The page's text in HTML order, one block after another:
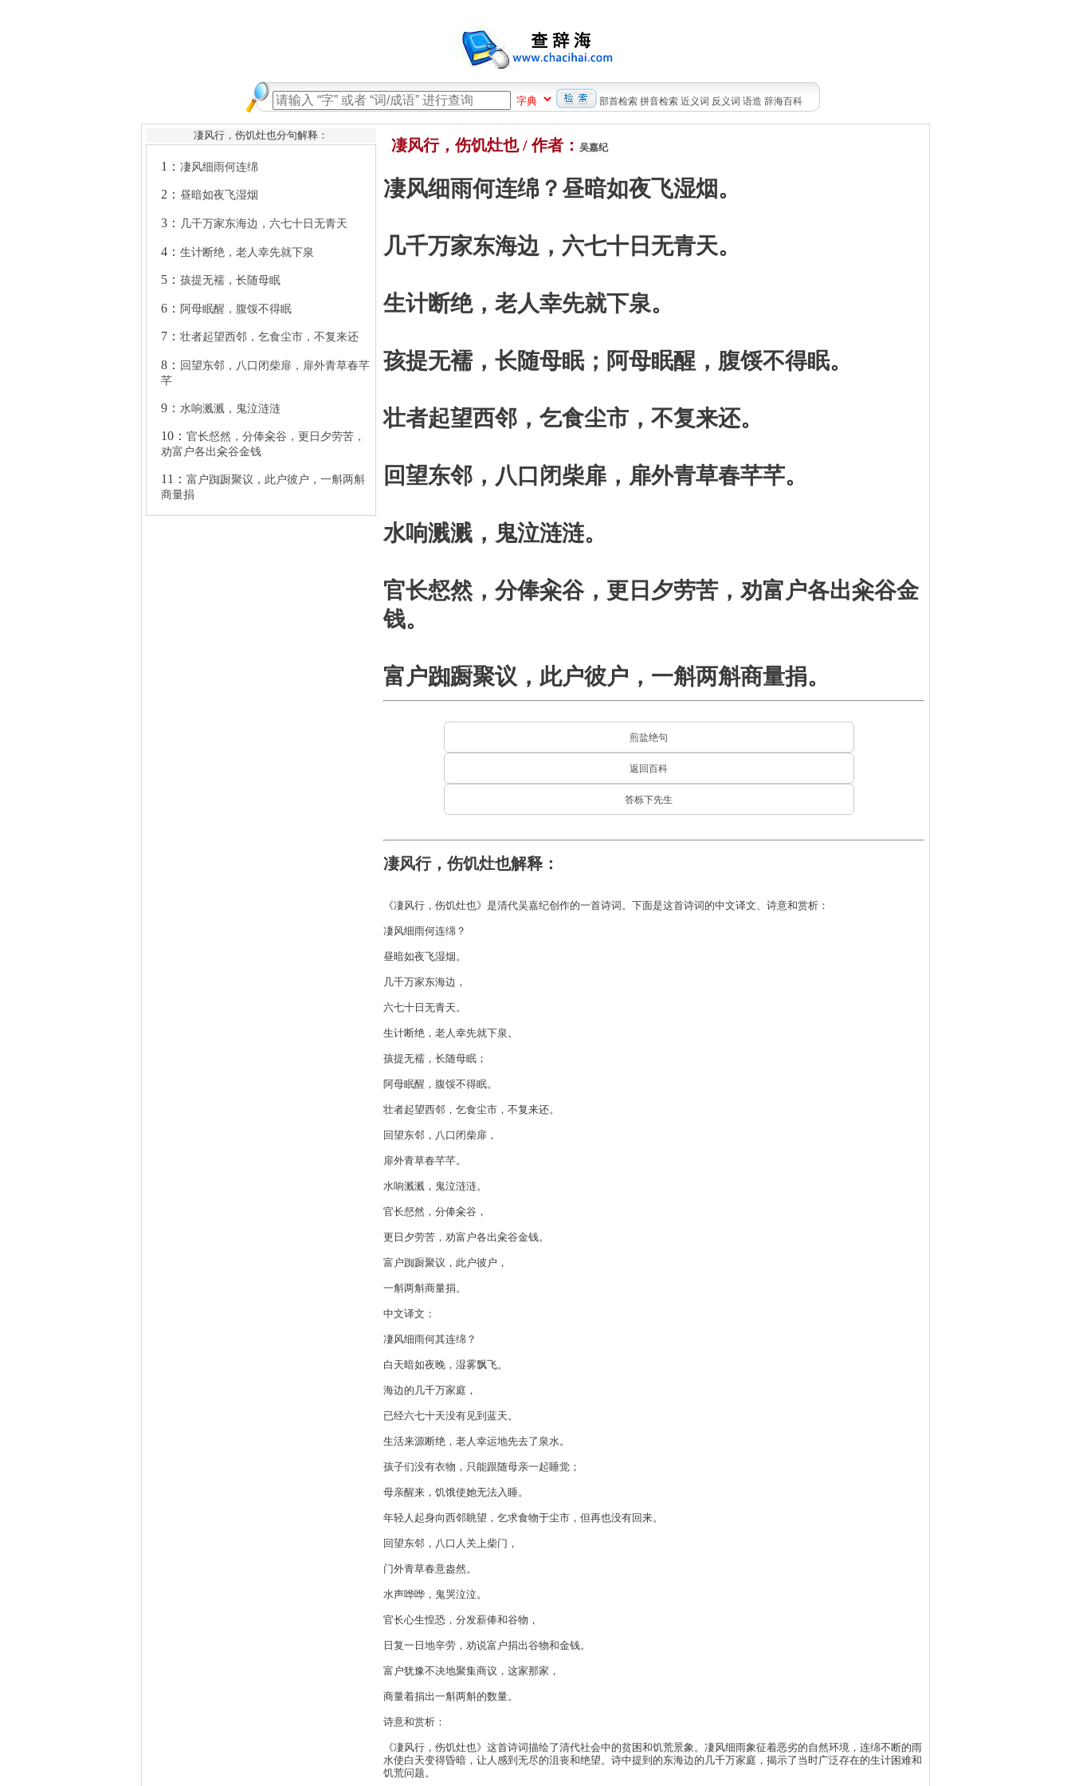
部首检索 拼音检索 近义词 反义词 语造 辞海百科
凄风行，伤饥灶也分句解释：
凄风细雨何连绵
昼暗如夜飞湿烟
阿母眠醒，腹馁不得眠
壮者起望西邻，乞食尘市，不复来还
回望东邻，八口闭柴扉，扉外青草春芊
水响溅溅，鬼泣涟涟
官长惄然，分俸籴谷，更日夕劳苦，
劝富户各出籴谷金钱
商量捐
凄风行，伤饥灶也 / 作者： 吴嘉纪
凄风细雨何连绵？昼暗如夜飞湿烟。
几千万家东海边，六七十日无青天。
生计断绝，老人幸先就下泉。
孩提无襦，长随母眠；阿母眠醒，腹馁不得眠。
壮者起望西邻，乞食尘市，不复来还。
回望东邻，八口闭柴扉，扉外青草春芊芊。
水响溅溅，鬼泣涟涟。
官长惄然，分俸籴谷，更日夕劳苦，劝富户各出籴谷金
钱。
富户踟蹰聚议，此户彼户，一斛两斛商量捐。
煎盐绝句
返回百科
答栎下先生
凄风行，伤饥灶也解释：
《凄风行，伤饥灶也》是清代吴嘉纪创作的一首诗词。下面是这首诗词的中文译文、诗意和赏析：
凄风细雨何连绵？
昼暗如夜飞湿烟。
几千万家东海边，
六七十日无青天。
生计断绝，老人幸先就下泉。
孩提无襦，长随母眠；
阿母眠醒，腹馁不得眠。
壮者起望西邻，乞食尘市，不复来还。
回望东邻，八口闭柴扉，
扉外青草春芊芊。
水响溅溅，鬼泣涟涟。
官长惄然，分俸籴谷，
更日夕劳苦，劝富户各出籴谷金钱。
富户踟蹰聚议，此户彼户，
一斛两斛商量捐。
中文译文：
凄风细雨何其连绵？
白天暗如夜晚，湿雾飘飞。
海边的几千万家庭，
已经六七十天没有见到蓝天。
生活来源断绝，老人幸运地先去了泉水。
孩子们没有衣物，只能跟随母亲一起睡觉；
母亲醒来，饥饿使她无法入睡。
年轻人起身向西邻眺望，乞求食物于尘市，但再也没有回来。
回望东邻，八口人关上柴门，
门外青草春意盎然。
水声哗哗，鬼哭泣泣。
官长心生惶恐，分发薪俸和谷物，
日复一日地辛劳，劝说富户捐出谷物和金钱。
富户犹豫不决地聚集商议，这家那家，
商量着捐出一斛两斛的数量。
诗意和赏析：
《凄风行，伤饥灶也》这首诗词描绘了清代社会中的贫困和饥荒景象。凄风细雨象征着恶劣的自然环境，连绵不断的雨
水使白天变得昏暗，让人感到无尽的沮丧和绝望。诗中提到的东海边的几千万家庭，揭示了当时广泛存在的生计困难和
饥荒问题。